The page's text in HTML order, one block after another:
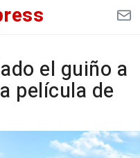
el guiño a
película de